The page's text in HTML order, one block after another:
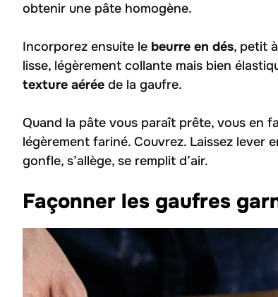
obtenir une pâte homogène.
Incorporez ensuite le beurre en dés, petit
lisse, légèrement collante mais bien
texture aérée de la gaufre.
Quand la pâte vous paraît prête, vous en
légèrement fariné. Couvrez. Laissez lever
gonfle, s’allège, se remplit d’air.
Façonner les gaufres